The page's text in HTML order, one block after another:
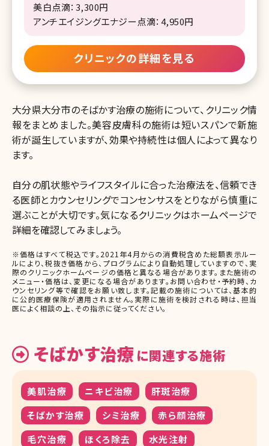
美白点滴：3,300円
アンチエイジングエナジー点滴：4,950円
クリニックの詳細を見る
大分県大分市のそばかす治療の施術について、クリニック情
報をまとめました。美容皮膚科の施術は短いスパンで新施
術が誕生していますが、効果や持続性は個人によって異なり
ます。
自分の肌状態やライフスタイルに合った治療法を、信頼でき
る医師とカウンセリングでコンセンサスをとりながら慎重に
選ぶことが大切です。気になるクリニックはホームページで
詳細を確認してみましょう。
※価格はすべて税込です。2021年4月からの消費税含めた総額表示ルー
ルにより、税抜き価格から、プログラムにより自動処理していますので、実
際のクリニックホームページの価格と異なる場合があります。また施術の
メニュー・価格は、変更になる場合があります。お問い合わせ・予約時、カ
ウンセリング等で確認をお願い致します。記載の施術については、基本的
に公的医療保険が適用されません。実際に施術を検討される時は、担当
医によく相談の上、その指示に従ってください。
そばかす治療 に関連する施術
美肌治療 ニキビ治療
肝斑治療
そばかす治療
シミ治療
赤ら顔治療
毛穴治療
ほくろ除去
水光注射